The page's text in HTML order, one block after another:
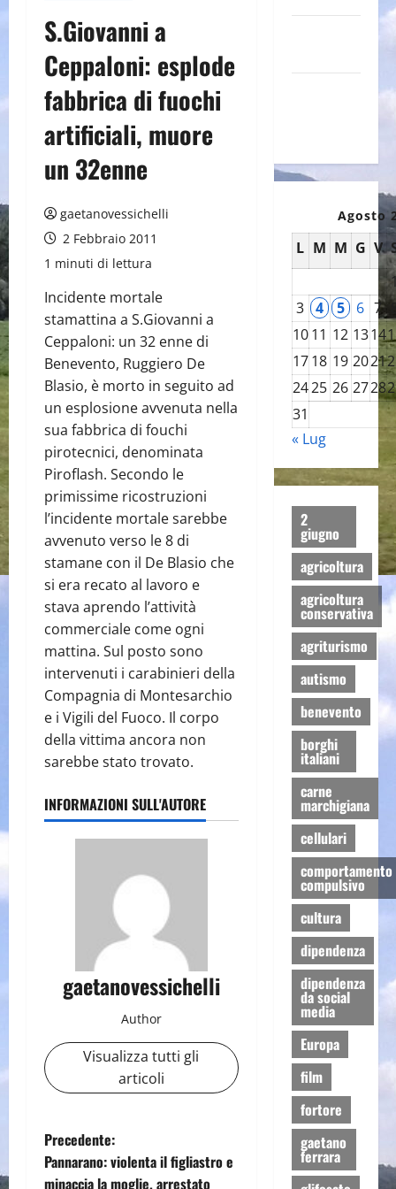
S.Giovanni a
Ceppaloni: esplode
fabbrica di fuochi
artificiali, muore
un 32enne
gaetanovessichelli
2 Febbraio 2011
1 minuti di lettura
Incidente mortale
stamattina a S.Giovanni a
Ceppaloni: un 32 enne di
Benevento, Ruggiero De
Blasio, è morto in seguito ad
un esplosione avvenuta nella
sua fabbrica di fouchi
pirotecnici, denominata
Piroflash. Secondo le
primissime ricostruzioni
l’incidente mortale sarebbe
avvenuto verso le 8 di
stamane con il De Blasio che
si era recato al lavoro e
stava aprendo l’attività
commerciale come ogni
mattina. Sul posto sono
intervenuti i carabinieri della
Compagnia di Montesarchio
e i Vigili del Fuoco. Il corpo
della vittima ancora non
sarebbe stato trovato.
INFORMAZIONI SULL'AUTORE
gaetanovessichelli
Author
Visualizza tutti gli
articoli
N
Precedente:
Pannarano: violenta il figliastro e
minaccia la moglie, arrestato
Agosto
L M M G V
3 4 5 6 7
10 11 12 1314
17 18 19 2021
2425 26 2728
31
« Lug
2
giugno
agricoltura
agricoltura
conservativa
agriturismo
autismo
benevento
borghi
italiani
carne
marchigiana
cellulari
comportamento
compulsivo
cultura
dipendenza
dipendenza
da social
media
Europa
film
fortore
gaetano
ferrara